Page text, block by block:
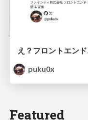
puku0x
Featured